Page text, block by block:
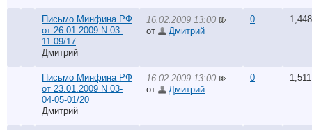
Письмо Минфина РФ
от 26.01.2009 N 03-
11-09/17
Дмитрий
16.02.2009 13:00
от
Дмитрий
0 1,448
Письмо Минфина РФ
от 23.01.2009 N 03-
04-05-01/20
Дмитрий
16.02.2009 13:00
от
Дмитрий
0 1,511